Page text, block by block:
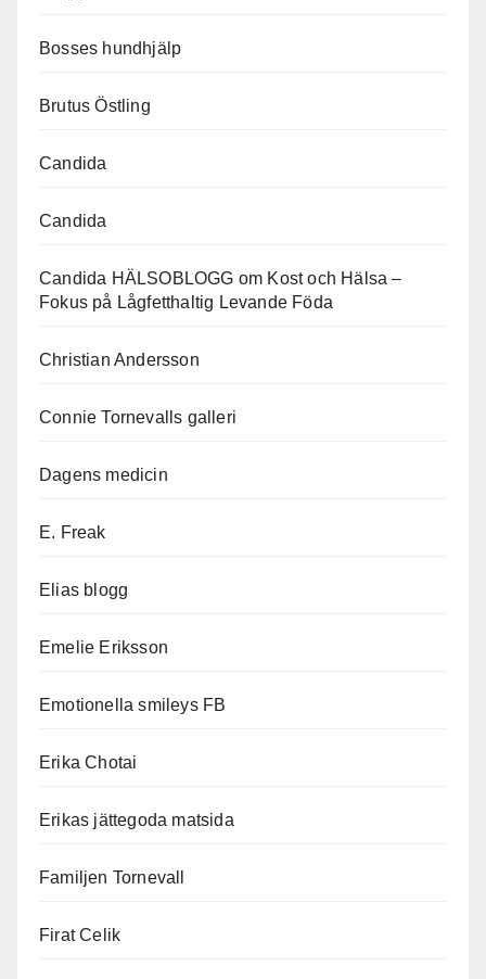
Bosses hundhjälp
Brutus Östling
Candida
Candida
Candida HÄLSOBLOGG om Kost och Hälsa –
Fokus på Lågfetthaltig Levande Föda
Christian Andersson
Connie Tornevalls galleri
Dagens medicin
E. Freak
Elias blogg
Emelie Eriksson
Emotionella smileys FB
Erika Chotai
Erikas jättegoda matsida
Familjen Tornevall
Firat Celik